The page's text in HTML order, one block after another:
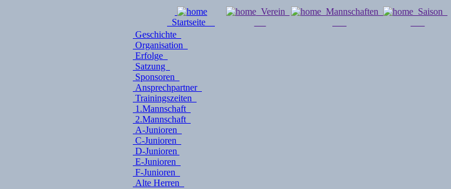
Startseite
Verein Mannschaften Saison
Geschichte
Organisation
Erfolge
Satzung
Sponsoren
Ansprechpartner
Trainingszeiten
1.Mannschaft
2.Mannschaft
A-Junioren
C-Junioren
D-Junioren
E-Junioren
F-Junioren
Alte Herren